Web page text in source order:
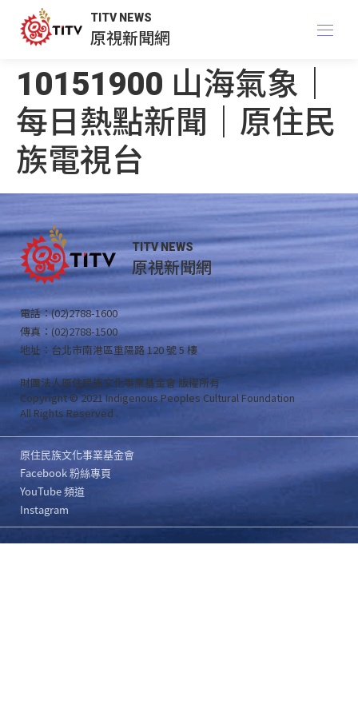
TITV NEWS
原視新聞網
10151900 山海氣象｜
每日熱點新聞｜原住民
族電視台
TITV NEWS
原視新聞網
電話：(02)2788-1600
傳真：(02)2788-1500
地址：台北市南港區重陽路 120 號 5 樓
財團法人原住民族文化事業基金會 版權所有
Copyright © 2021 Indigenous Peoples Cultural Foundation
All Rights Reserved .
原住民族文化事業基金會
Facebook 粉絲專頁
YouTube 頻道
Instagram